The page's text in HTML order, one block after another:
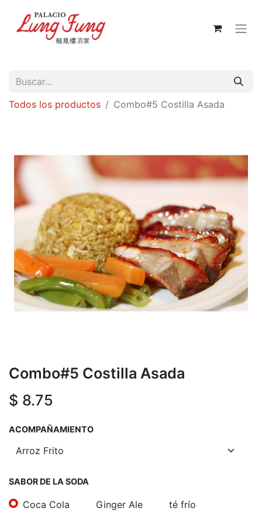
Todos los productos Combo#5 Costilla Asada
Combo#5 Costilla Asada
$ 8.75
ACOMPAÑAMIENTO
SABOR DE LA SODA
Coca Cola Ginger Ale té frío